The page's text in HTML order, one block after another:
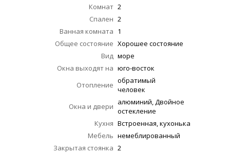
Комнат 2
Спален 2
Ванная комната 1
Общее состояние Хорошее состояние
Вид море
Окна выходят на юго-восток
Отопление обратимый
человек
Окна и двери алюминий, Двойное
остекление
Кухня Встроенная, кухонька
Мебель немеблированный
Закрытая стоянка 2